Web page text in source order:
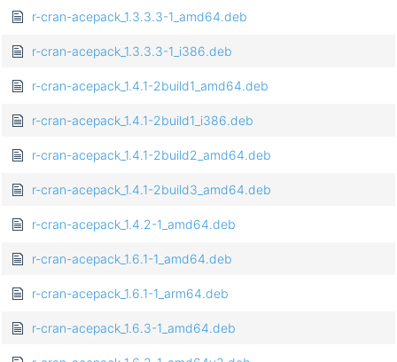
r-cran-acepack_1.3.3.3-1_amd64.deb
r-cran-acepack_1.3.3.3-1_i386.deb
r-cran-acepack_1.4.1-2build1_amd64.deb
r-cran-acepack_1.4.1-2build1_i386.deb
r-cran-acepack_1.4.1-2build2_amd64.deb
r-cran-acepack_1.4.1-2build3_amd64.deb
r-cran-acepack_1.4.2-1_amd64.deb
r-cran-acepack_1.6.1-1_amd64.deb
r-cran-acepack_1.6.1-1_arm64.deb
r-cran-acepack_1.6.3-1_amd64.deb